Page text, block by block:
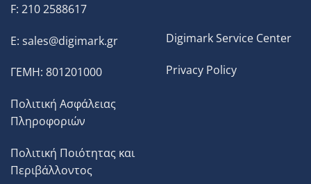
F: 210 2588617
E: sales@digimark.gr
ΓΕΜΗ: 801201000
Πολιτική Ασφάλειας
Πληροφοριών
Πολιτική Ποιότητας και
Περιβάλλοντος
Digimark Service Center
Privacy Policy